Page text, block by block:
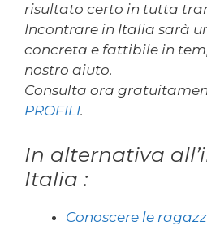
risultato certo in tutta
Incontrare in Italia sarà
concreta e fattibile in
nostro aiuto.
Consulta ora
PROFILI.
In alternativa
Italia :
Conoscere le